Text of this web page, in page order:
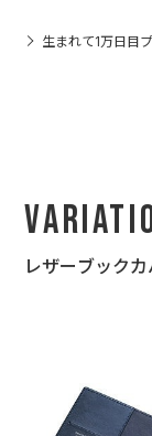
生まれて1万日目
レザーブック